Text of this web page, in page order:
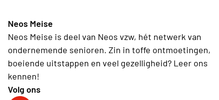
Neos Meise
Neos Meise is deel van Neos vzw, hét netwerk van
ondernemende senioren. Zin in toffe ontmoetingen,
boeiende uitstappen en veel gezelligheid? Leer ons
kennen!
Volg ons